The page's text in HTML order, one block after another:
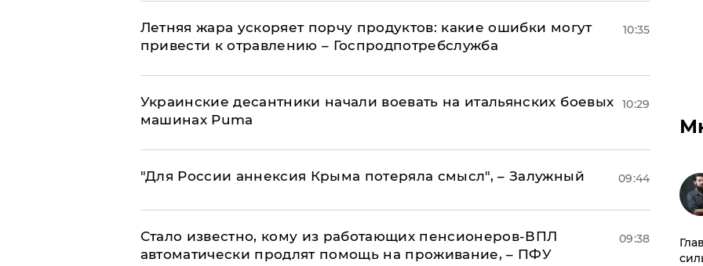
Летняя жара ускоряет порчу продуктов: какие ошибки могут
привести к отравлению – Госпродпотребслужба
10:35
Украинские десантники начали воевать на итальянских боевых
машинах Puma
10:29
"Для России аннексия Крыма потеряла смысл", – Залужный 09:44
Стало известно, кому из работающих пенсионеров-ВПЛ
автоматически продлят помощь на проживание, – ПФУ
09:38